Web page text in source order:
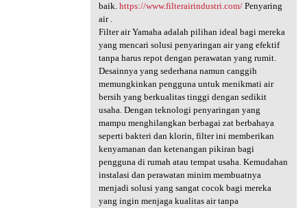
baik. https://www.filterairindustri.com/Penyaring
air .
Filter air Yamaha adalah pilihan ideal bagi mereka
yang mencari solusi penyaringan air yang efektif
tanpa harus repot dengan perawatan yang rumit.
Desainnya yang sederhana namun canggih
memungkinkan pengguna untuk menikmati air
bersih yang berkualitas tinggi dengan sedikit
usaha. Dengan teknologi penyaringan yang
mampu menghilangkan berbagai zat berbahaya
seperti bakteri dan klorin, filter ini memberikan
kenyamanan dan ketenangan pikiran bagi
pengguna di rumah atau tempat usaha. Kemudahan
instalasi dan perawatan minim membuatnya
menjadi solusi yang sangat cocok bagi mereka
yang ingin menjaga kualitas air tanpa